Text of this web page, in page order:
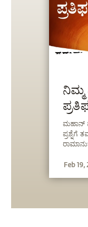
ನಿಮ್ಮ
ಮಹಾನ್
ಪ್ರಶ್ನೆಗೆ‌
Feb 19,